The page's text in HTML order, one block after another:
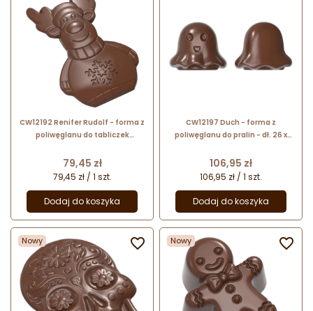
CW12192 Renifer Rudolf - forma z
poliwęglanu do tabliczek
15 mm / poj. 130 g
Cena
79,45 zł
79,45 zł / 1 szt.
Dodaj do koszyka
CW12197 Duch - forma z
poliwęglanu do pralin - dł. 26 x
12 pralin - Chocolate World
Cena
106,95 zł
106,95 zł / 1 szt.
Dodaj do koszyka
Nowy  Nowy 